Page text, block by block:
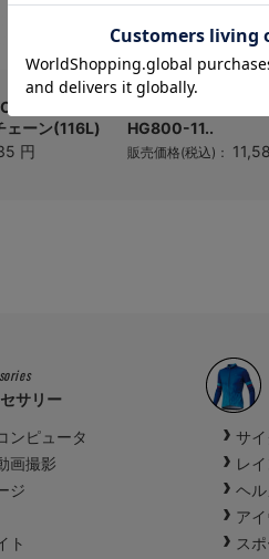
HG601
ェーン(116L)
円
HG800-11..
販売価格(税込)：
サリー
ンピュータ
画撮影
ジ
ト
サ
レ
ヘル
ア
ス